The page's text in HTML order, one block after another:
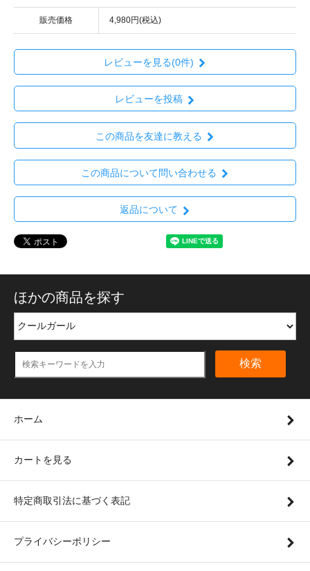
販売価格 4,980円(税込)
レビューを見る(0件)
レビューを投稿
この商品を友達に教える
この商品について問い合わせる
返品について
ほかの商品を探す
検索
ホーム
カートを見る
特定商取引法に基づく表記
プライバシーポリシー